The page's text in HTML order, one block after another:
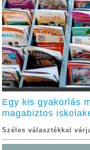
Egy kis gyakorlás
magabiztos
Széles választékkal